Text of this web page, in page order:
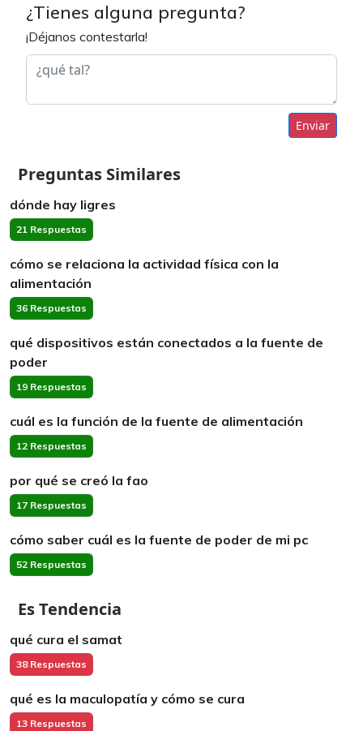
¿Tienes alguna pregunta?
¡Déjanos contestarla!
Enviar
Preguntas Similares
dónde hay ligres
21 Respuestas
cómo se relaciona la actividad física con la
alimentación
36 Respuestas
qué dispositivos están conectados a la fuente de
poder
19 Respuestas
cuál es la función de la fuente de alimentación
12 Respuestas
por qué se creó la fao
17 Respuestas
cómo saber cuál es la fuente de poder de mi pc
52 Respuestas
Es Tendencia
qué cura el samat
38 Respuestas
qué es la maculopatía y cómo se cura
13 Respuestas